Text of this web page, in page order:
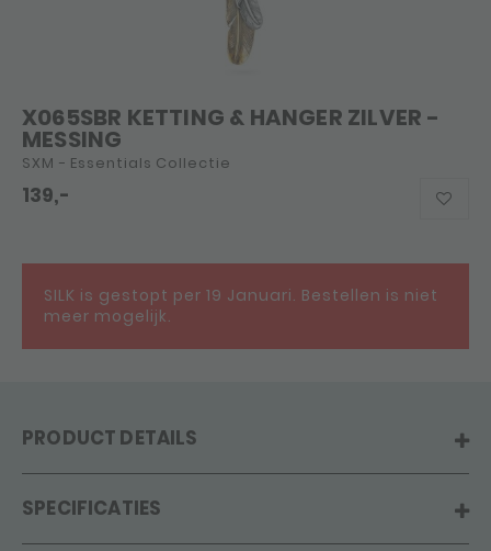
X065SBR KETTING & HANGER ZILVER -
MESSING
SXM - Essentials Collectie
139,-
SILK is gestopt per 19 Januari. Bestellen is niet
meer mogelijk.
PRODUCT DETAILS
SPECIFICATIES